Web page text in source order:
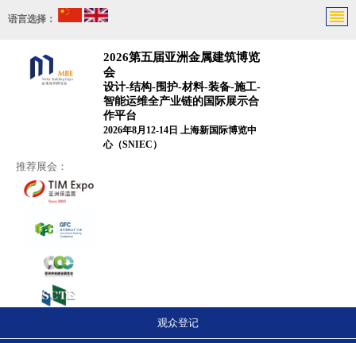
语言选择：
2026第五届亚洲金属建筑博览
会
设计-结构-围护-材料-装备-施工-
智能运维全产业链的国际展示合
作平台
2026年8月12-14日 上海新国际博览中
心（SNIEC）
推荐展会：
观众登记